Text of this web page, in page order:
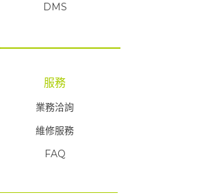
DMS
服務
業務洽詢
維修服務
FAQ